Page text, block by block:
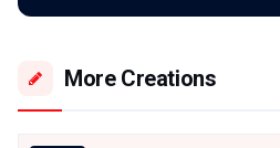
More Creations